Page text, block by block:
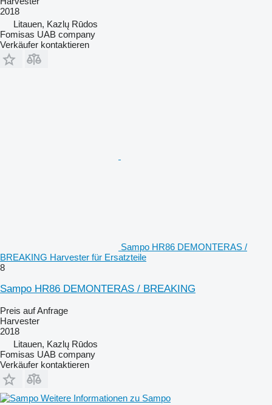
2018
Litauen, Kazlų Rūdos
Fomisas UAB company
Verkäufer kontaktieren
Sampo HR86 DEMONTERAS /
BREAKING Harvester für Ersatzteile
8
Sampo HR86 DEMONTERAS / BREAKING
Preis auf Anfrage
Harvester
2018
Litauen, Kazlų Rūdos
Fomisas UAB company
Verkäufer kontaktieren
Weitere Informationen zu Sampo